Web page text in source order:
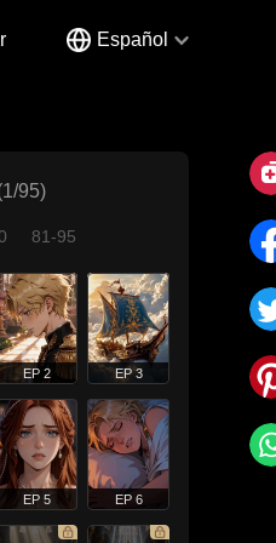
Español
95)
81-95
EP 2 EP 3
EP 5 EP 6